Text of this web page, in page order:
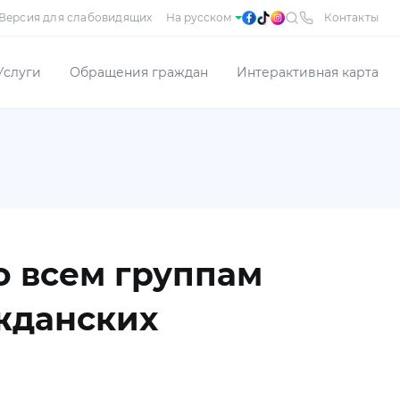
Версия для слабовидящих Контакты
Обращения граждан Интерактивная карта
группам